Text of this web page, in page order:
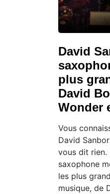
David
plus
David
Wonder
Vous
David
vous dit rien.
saxophone
les plus
musique, de